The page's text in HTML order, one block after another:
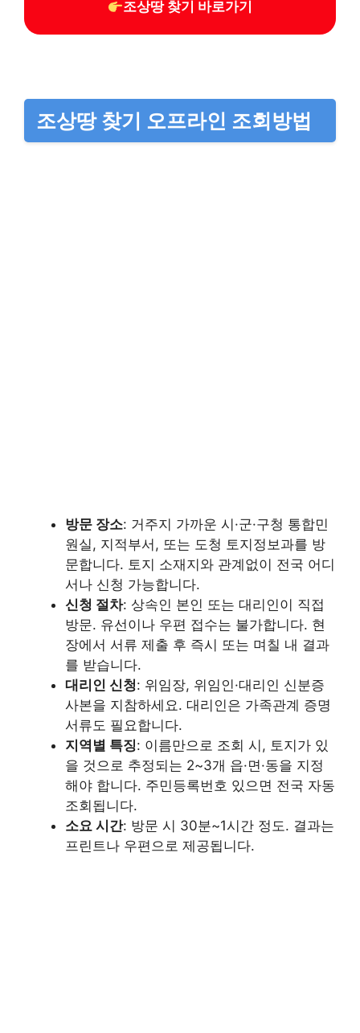
조상땅 찾기 바로가기
조상땅 찾기 오프라인 조회방법
방문 장소: 거주지 가까운 시·군·구청 통합민
원실, 지적부서, 또는 도청 토지정보과를 방
문합니다. 토지 소재지와 관계없이 전국 어디
서나 신청 가능합니다.
신청 절차: 상속인 본인 또는 대리인이 직접
방문. 유선이나 우편 접수는 불가합니다. 현
장에서 서류 제출 후 즉시 또는 며칠 내 결과
를 받습니다.
대리인 신청: 위임장, 위임인·대리인 신분증
사본을 지참하세요. 대리인은 가족관계 증명
서류도 필요합니다.
지역별 특징: 이름만으로 조회 시, 토지가 있
을 것으로 추정되는 2~3개 읍·면·동을 지정
해야 합니다. 주민등록번호 있으면 전국 자동
조회됩니다.
소요 시간: 방문 시 30분~1시간 정도. 결과는
프린트나 우편으로 제공됩니다.